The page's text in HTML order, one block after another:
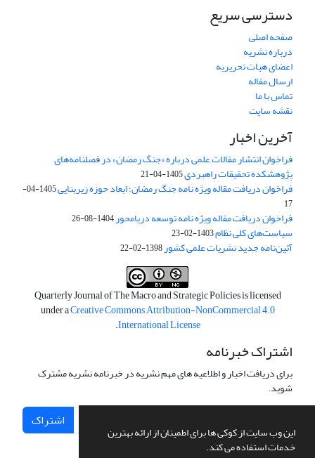
این وب سایت از کوکی ها برای اطمینان از ارائه بهترین
خدمات استفاده می کند.
دسترسی سریع
صفحه اصلی
درباره نشریه
اعضای هیات تحریریه
ارسال مقاله
تماس با ما
نقشه سایت
آخرین اخبار
فراخوان انتشار مقالات علمی درباره «جنگ رمضان» در فصلنامه‌های
پژوهشکده تحقیقات راهبردی1405-04-21
فراخوان دریافت مقاله ویژه نامه جنگ رمضان؛ ابعاد حوزه زیربنایی
1405-04-
17
فراخوان دریافت مقاله ویژه نامه توسعه دریامحور1404-08-26
سیاست‌های کلی نظام1403-02-23
آئین‌نامه جدید نشریات علمی کشور1398-02-22
Quarterly Journal of The Macro and Strategic Policies is licensed
under aCreative Commons Attribution-NonCommercial 4.0
International License
.
اشتراک خبرنامه
برای دریافت اخبار و اطلاعیه های مهم نشریه در خبرنامه نشریه مشترک
شوید.
اشتراک